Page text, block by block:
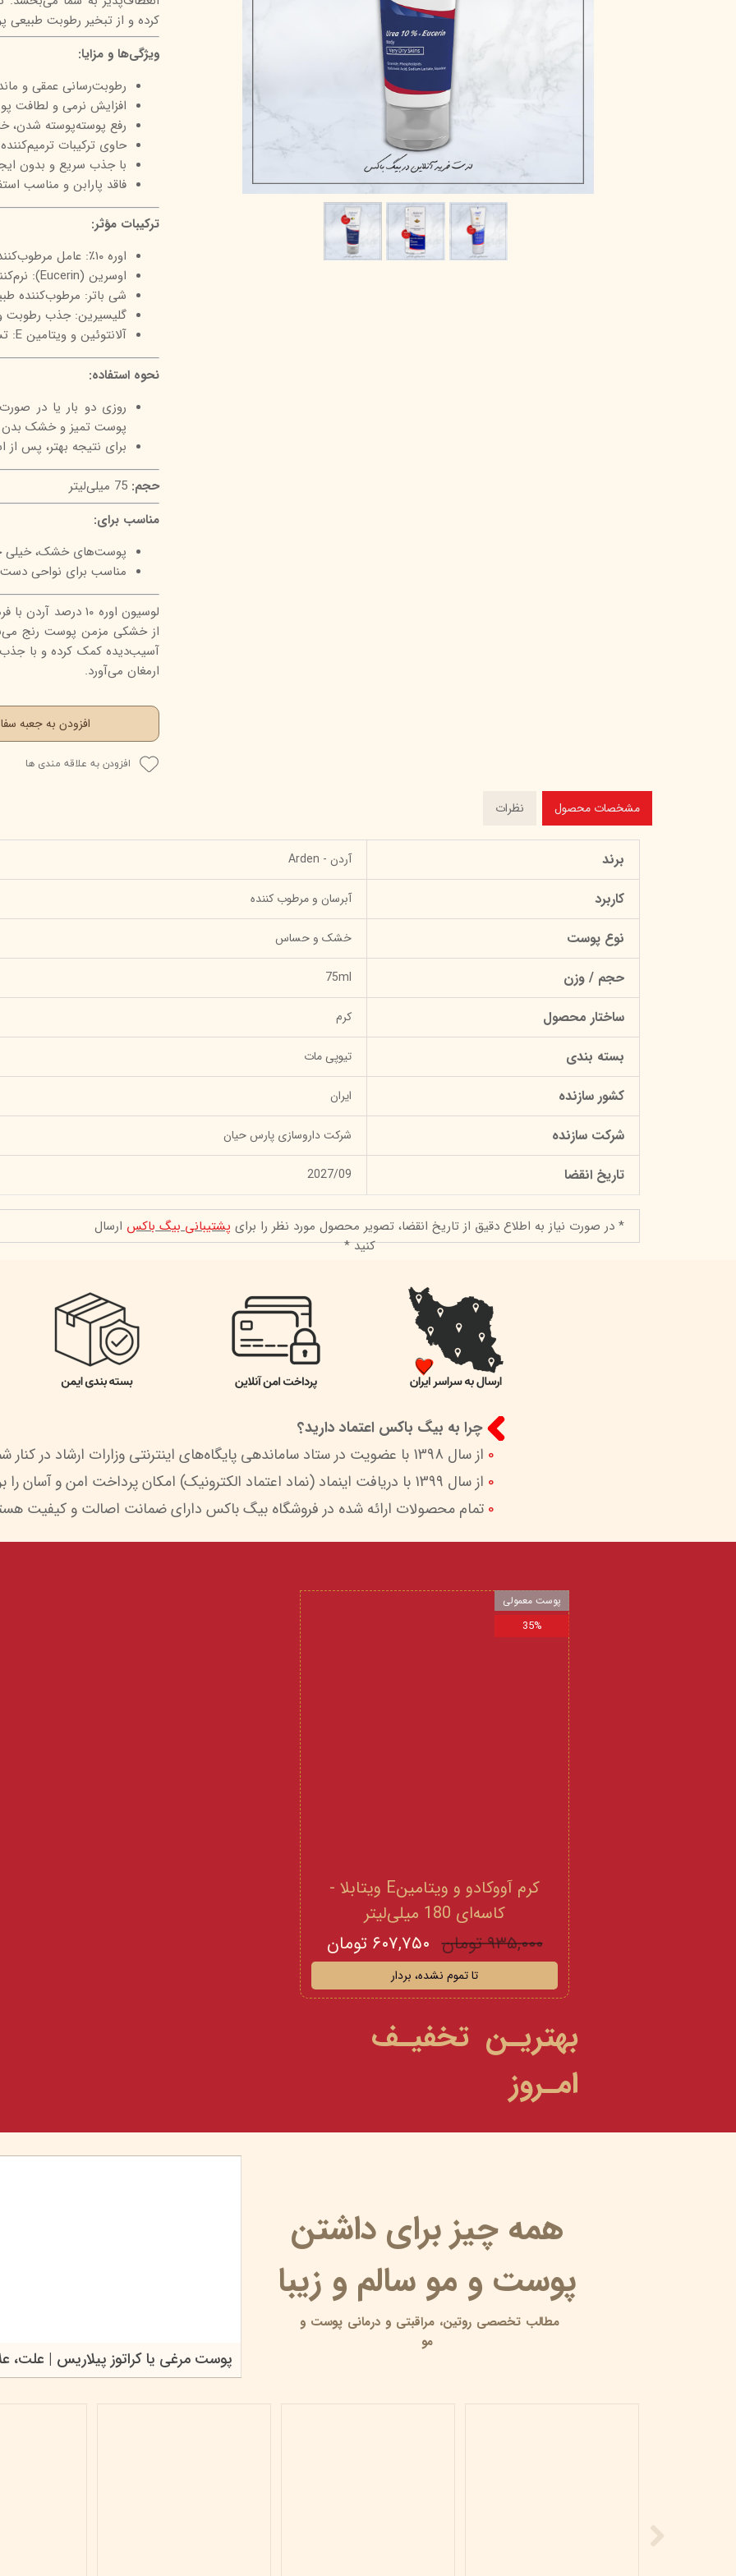
مراقبت چشم
شوینده صورت
ضد جوش و آکنه
ضد قارچ و باکتری
آبرسان و مرطوب کننده
پاک دارو
میکاپ رز
آر یو آکی
شال کوین
دیپ سنس
سون کوئین
لاکچری کوین
کرده و از تبخیر رطوبت
ویژگی‌ها و مزایا:
رطوبت‌رسانی عمقی و
افزایش نرمی و لطافت
رفع پوسته‌پوسته
حاوی ترکیبات
با جذب سریع و بدون
فاقد پارابن و مناسب
ترکیبات مؤثر:
اوره ۱۰٪: عامل مرطوب‌کننده قوی برای حفظ آب در لایه شاخی پوست
اوسرین (Eucerin): نرم‌کننده و محافظ لایه هیدرولیپیدی پوست
شی باتر: مرطوب‌کننده
گلیسیرین: جذب
آلانتوئین و ویتامین E: تسکین‌دهنده و آنتی‌اکسیدان
نحوه استفاده:
پوست تمیز و خشک بدن
برای نتیجه بهتر، پس از
حجم: 75 میلی‌لیتر
مناسب برای:
پوست‌های خشک، خیلی
مناسب برای نواحی
لوسیون اوره ۱۰
از خشکی مزمن پوست رنج
آسیب‌دیده کمک کرده و با جذب
ارمغان می‌آورد.
افزودن به جعبه
افزودن به علاقه مندی ها
مشخصات محصول نظرات
برند آردن - Arden
کاربرد آبرسان و مرطوب کننده
نوع پوست خشک و حساس
حجم / وزن 75ml
ساختار محصول کرم
بسته بندی تیوپی مات
کشور سازنده ایران
شرکت سازنده شرکت داروسازی پارس حیان
تاریخ انقضا 2027/09
* در صورت نیاز به اطلاع دقیق از تاریخ انقضا، تصویر محصول مورد نظر را برای پشتیبانی بیگ باکس ارسال
کنید *
چرا به بیگ باکس اعتماد دارید؟
0 از سال 1398 با عضویت در ستاد ساماندهی پایگاه‌های اینترنتی وزارات ارشاد در کنار شما هستیم.
0 از سال 1399 با دریافت اینماد (نماد اعتماد الکترونیک) امکان پرداخت امن و آسان را برای شما فراهم کردیم.
0 تمام محصولات ارائه شده در فروشگاه بیگ باکس دارای ضمانت اصالت و کیفیت
بهتریـن تخفیـف
امـروز
کرم آووکادو و ویتامینE ویتابلا -
کاسه‌ای 180 میلی‌لیتر
۹۳۵,۰۰۰ تومان ۶۰۷,۷۵۰ تومان
تا تموم نشده، بردار
پوست معمولی
35%
پوست مرغی یا کراتوز پیلاریس | علت،
همه چیز برای داشتن
پوست و مو سالم و زیبا
مطالب تخصصی روتین،مراقبتی و درمانی پوست و
مو